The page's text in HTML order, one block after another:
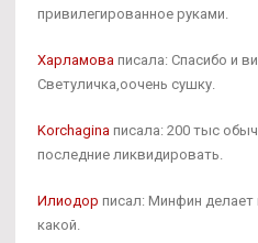
привилегированное руками.
Харламова писала: Спасибо и
Светуличка,оочень сушку.
Korchagina писала: 200 тыс
последние ликвидировать.
Илиодор писал: Минфин делает
какой.